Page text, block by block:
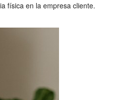
física en la empresa cliente.